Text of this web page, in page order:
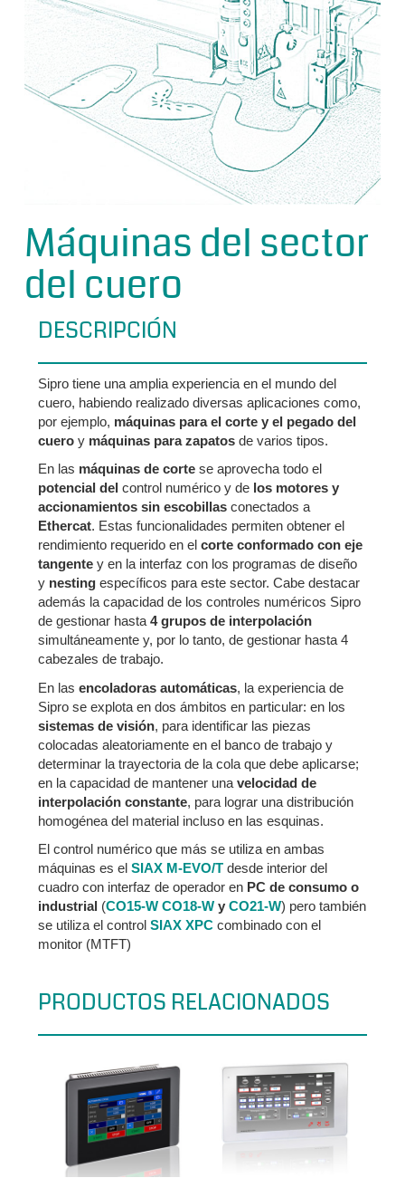
Máquinas del sector
del cuero
DESCRIPCIÓN
Sipro tiene una amplia experiencia en el mundo del
cuero, habiendo realizado diversas aplicaciones como,
por ejemplo, máquinas para el corte y el pegado del
cuero y máquinas para zapatos de varios tipos.
En las máquinas de corte se aprovecha todo el
potencial del control numérico y de los motores y
accionamientos sin escobillas conectados a
Ethercat. Estas funcionalidades permiten obtener el
rendimiento requerido en el corte conformado con eje
tangente y en la interfaz con los programas de diseño
y nesting específicos para este sector. Cabe destacar
además la capacidad de los controles numéricos Sipro
de gestionar hasta 4 grupos de interpolación
simultáneamente y, por lo tanto, de gestionar hasta 4
cabezales de trabajo.
En las encoladoras automáticas, la experiencia de
Sipro se explota en dos ámbitos en particular: en los
sistemas de visión, para identificar las piezas
colocadas aleatoriamente en el banco de trabajo y
determinar la trayectoria de la cola que debe aplicarse;
en la capacidad de mantener una velocidad de
interpolación constante, para lograr una distribución
homogénea del material incluso en las esquinas.
El control numérico que más se utiliza en ambas
máquinas es el SIAX M-EVO/T desde interior del
cuadro con interfaz de operador en PC de consumo o
industrial (CO15-W CO18-W y CO21-W) pero también
se utiliza el control SIAX XPC combinado con el
monitor (MTFT)
PRODUCTOS RELACIONADOS